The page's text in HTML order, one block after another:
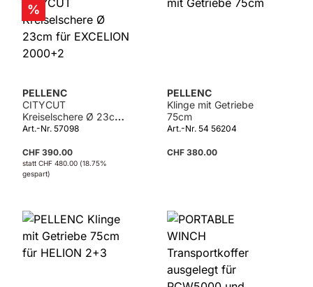
Rabatt
%
PELLENC
CITYCUT
Kreiselschere Ø 23cm
für EXCELION 2000+2
Art.-Nr. 57098
CHF 390.00
statt CHF 480.00 (18.75%
gespart)
PELLENC
Klinge mit Getriebe
75cm
Art.-Nr. 54 56204
CHF 380.00